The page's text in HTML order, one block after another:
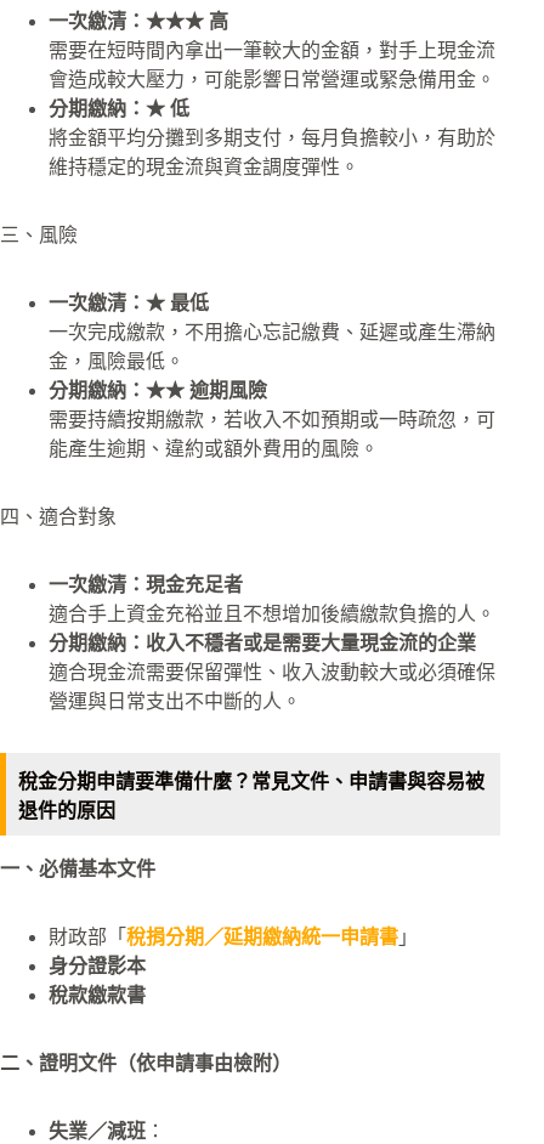
一次繳清：★★★ 高
需要在短時間內拿出一筆較大的金額，對手上現金流
會造成較大壓力，可能影響日常營運或緊急備用金。
分期繳納：★ 低
將金額平均分攤到多期支付，每月負擔較小，有助於
維持穩定的現金流與資金調度彈性。
三、風險
一次繳清：★ 最低
一次完成繳款，不用擔心忘記繳費、延遲或產生滯納
金，風險最低。
分期繳納：★★ 逾期風險
需要持續按期繳款，若收入不如預期或一時疏忽，可
能產生逾期、違約或額外費用的風險。
四、適合對象
一次繳清：現金充足者
適合手上資金充裕並且不想增加後續繳款負擔的人。
分期繳納：收入不穩者或是需要大量現金流的企業
適合現金流需要保留彈性、收入波動較大或必須確保
營運與日常支出不中斷的人。
稅金分期申請要準備什麼？常見文件、申請書與容易被
退件的原因
一、必備基本文件
財政部「 稅捐分期／延期繳納統一申請書 」
身分證影本
稅款繳款書
二、證明文件（依申請事由檢附）
失業／減班 ：